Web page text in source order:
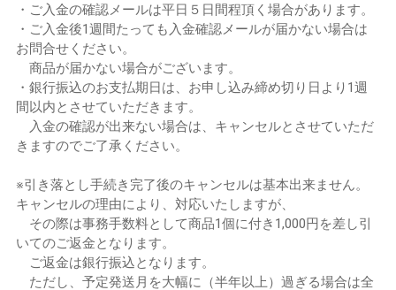
・ご入金の確認メールは平日５日間程頂く場合があります。
・ご入金後1週間たっても入金確認メールが届かない場合は
お問合せください。
商品が届かない場合がございます。
・銀行振込のお支払期日は、お申し込み締め切り日より1週
間以内とさせていただきます。
入金の確認が出来ない場合は、キャンセルとさせていただ
きますのでご了承ください。
※引き落とし手続き完了後のキャンセルは基本出来ません。
キャンセルの理由により、対応いたしますが、
その際は事務手数料として商品1個に付き1,000円を差し引
いてのご返金となります。
ご返金は銀行振込となります。
ただし、予定発送月を大幅に（半年以上）過ぎる場合は全